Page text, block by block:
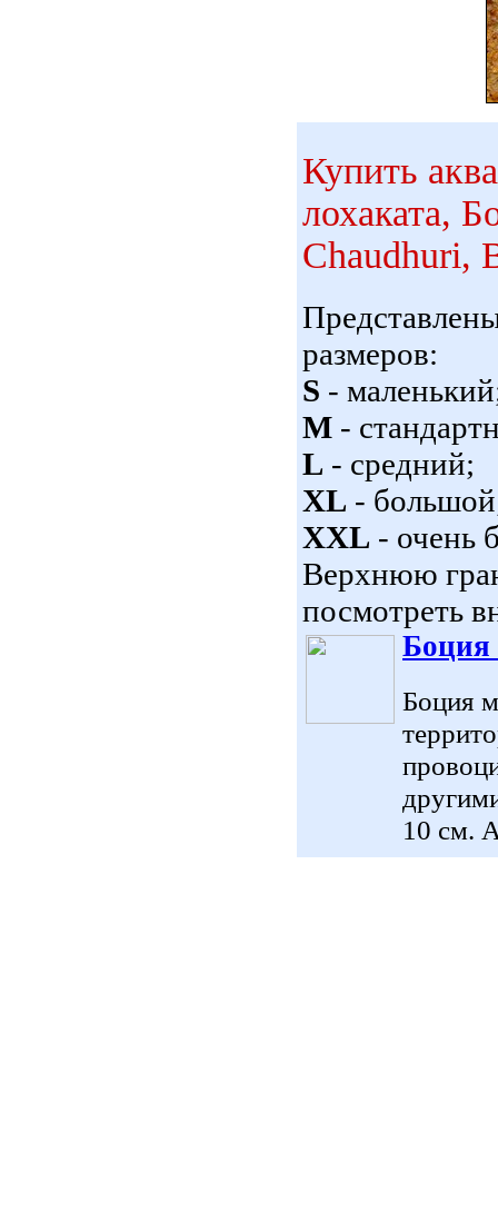
Купить
лохаката,
Chaudhuri,
размеров:
S -
M -
L - средний;
XL -
XXL - очень
Верхнюю
посмотреть
Боция
Боция
10 см.